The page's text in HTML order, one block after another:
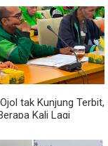
tak Kunjung Terbit,
Kali Lagi